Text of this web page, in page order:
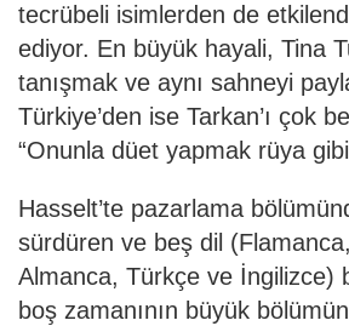
tecrübeli isimlerden de
ediyor. En büyük hayali, Tina
tanışmak ve aynı sahneyi
Türkiye’den ise Tarkan’ı çok
“Onunla düet yapmak rüya
Hasselt’te pazarlama
sürdüren ve beş dil
Almanca, Türkçe ve İngilizce)
boş zamanının büyük